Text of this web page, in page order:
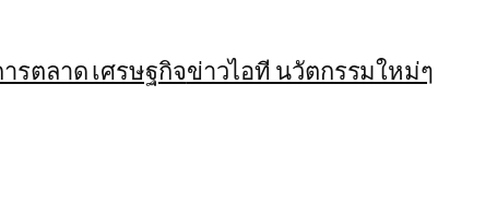
รตลาด เศรษฐกิจข่าวไอที นวัตกรรมใหม่ๆ